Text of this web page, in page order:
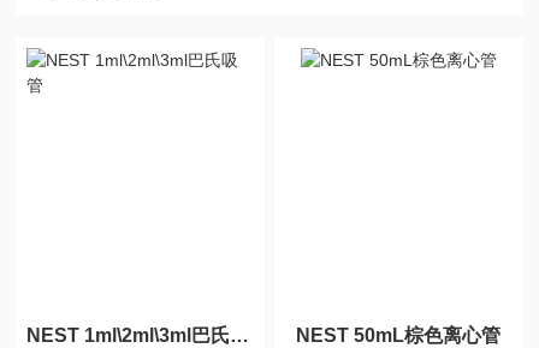
NEST 1ml\2ml\3ml巴氏吸管 NEST 50mL棕色离心管